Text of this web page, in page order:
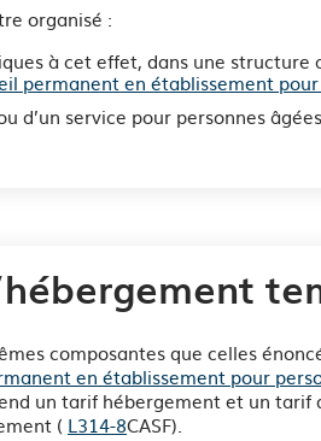
organisé :
à cet effet, dans une
permanent en établissement
d’un service pour personnes
composantes que celles
en établissement pour
un tarif hébergement et un tarif
( L314-8CASF).